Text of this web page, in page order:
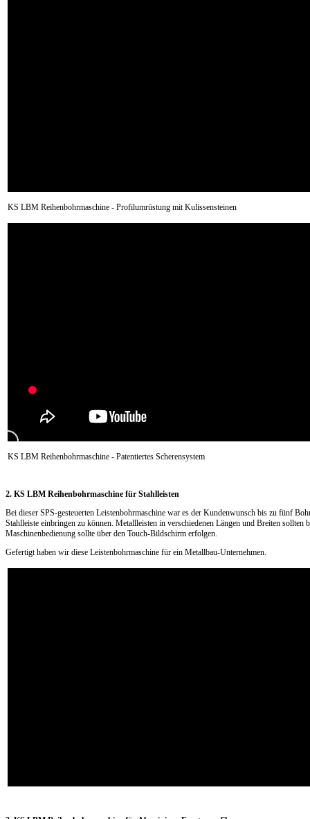
KS LBM Reihenbohrmaschine - Profilumrüstung mit Kulissensteinen
KS LBM Reihenbohrmaschine - Patentiertes Scherensystem
2. KS LBM Reihenbohrmaschine für Stahlleisten
Bei dieser SPS-gesteuerten Leistenbohrmaschine war es der Kundenwunsch bis zu fünf
Stahlleiste einbringen zu können. Metallleisten in verschiedenen Längen und Breiten sollten
Maschinenbedienung sollte über den Touch-Bildschirm erfolgen.
Gefertigt haben wir diese Leistenbohrmaschine für ein Metallbau-Unternehmen.